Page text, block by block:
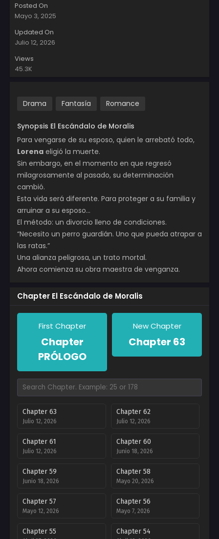
Posted On
Mayo 3, 2025
Updated On
Julio 12, 2026
Views
45.3K
Drama Fantasía Romance
Synopsis El Escándalo de Moralis
Para vengarse de su esposo, quien le arrebató todo,
Lorena eligió la muerte.
Sin embargo, en el momento en que regresó
milagrosamente al pasado, su determinación
cambió.
Esta vida será diferente. Para proteger a su familia y
arruinar a su esposo…
El método: un divorcio lleno de condiciones.
“Necesito un perro guardián. Uno que pueda atrapar a
las ratas.”
Una alianza peligrosa, un trato mortal.
Ahora comienza su obra maestra de venganza.
Chapter El Escándalo de Moralis
First Chapter
Chapter
PRÓLOGO
New Chapter
Chapter 63
Chapter 63
Julio 12, 2026
Chapter 62
Julio 12, 2026
Chapter 61
Julio 12, 2026
Chapter 60
Junio 18, 2026
Chapter 59
Junio 18, 2026
Chapter 58
Mayo 20, 2026
Chapter 57
Mayo 12, 2026
Chapter 56
Mayo 7, 2026
Chapter 55 Chapter 54